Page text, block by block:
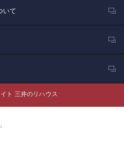
いて
ト 三井のリハウス